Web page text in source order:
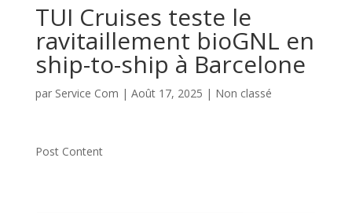
TUI Cruises teste le
ravitaillement bioGNL en
ship-to-ship à Barcelone
par Service Com | Août 17, 2025 | Non classé
Post Content